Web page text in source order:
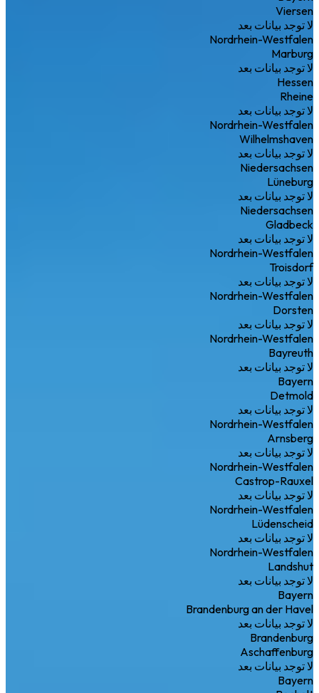
Viersen
لا توجد بيانات بعد
Nordrhein-Westfalen
Marburg
لا توجد بيانات بعد
Hessen
Rheine
لا توجد بيانات بعد
Nordrhein-Westfalen
Wilhelmshaven
لا توجد بيانات بعد
Niedersachsen
Lüneburg
لا توجد بيانات بعد
Niedersachsen
Gladbeck
لا توجد بيانات بعد
Nordrhein-Westfalen
Troisdorf
لا توجد بيانات بعد
Nordrhein-Westfalen
Dorsten
لا توجد بيانات بعد
Nordrhein-Westfalen
Bayreuth
لا توجد بيانات بعد
Bayern
Detmold
لا توجد بيانات بعد
Nordrhein-Westfalen
Arnsberg
لا توجد بيانات بعد
Nordrhein-Westfalen
Castrop-Rauxel
لا توجد بيانات بعد
Nordrhein-Westfalen
Lüdenscheid
لا توجد بيانات بعد
Nordrhein-Westfalen
Landshut
لا توجد بيانات بعد
Bayern
Brandenburg an der Havel
لا توجد بيانات بعد
Brandenburg
Aschaffenburg
لا توجد بيانات بعد
Bayern